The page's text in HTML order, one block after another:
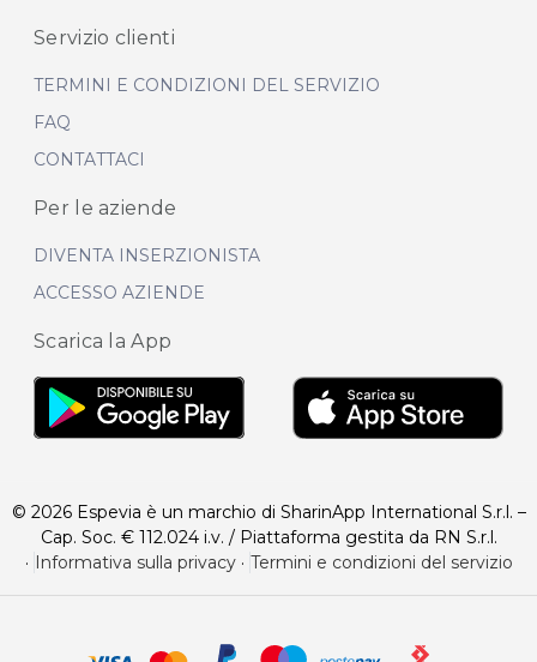
Servizio clienti
TERMINI E CONDIZIONI DEL SERVIZIO
FAQ
CONTATTACI
Per le aziende
DIVENTA INSERZIONISTA
ACCESSO AZIENDE
Scarica la App
© 2026 Espevia è un marchio di SharinApp International S.r.l. –
Cap. Soc. € 112.024 i.v. / Piattaforma gestita da RN S.r.l.
· Informativa sulla privacy· Termini e condizioni del servizio